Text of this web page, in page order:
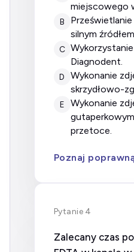
miejscowego
B
prześwietlanie tkanek zębów
silnym
C wykorzystanie urządzenia
Diagnodent.
D
wykonanie zdjęcia rtg
skrzydłowo-
E
wykonanie zdjęcia rtg z ćwiekiem
przetoce.
Poznaj
Pytanie 4
Zalecany czas